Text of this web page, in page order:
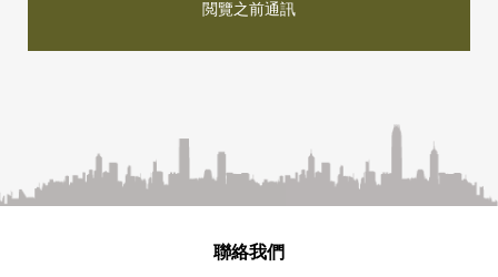
閲覽之前通訊
聯絡我們